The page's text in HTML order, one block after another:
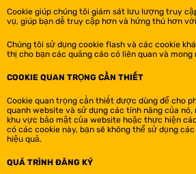
Cookie giúp chúng tôi giám sát lưu lượng truy
vụ, giúp bạn dễ truy cập hơn và hứng thú hơn
Chúng tôi sử dụng cookie flash và các cookie
thị cho bạn các quảng cáo có liên quan và mong
COOKIE QUAN TRỌNG CẦN THIẾT
Cookie quan trọng cần thiết được dùng để cho
quanh website và sử dụng các tính năng của
khu vực bảo mật của website hoặc thực hiện
có các cookie này, bạn sẽ không thể sử dụng
hiệu quả.
QUÁ TRÌNH ĐĂNG KÝ